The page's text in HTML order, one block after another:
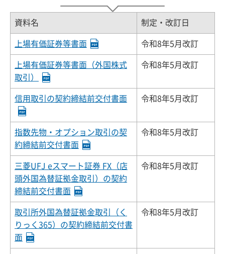
資料名 制定・改訂日
上場有価証券等書面 令和8年5月改訂
上場有価証券等書面（外国株式
取引）
令和8年5月改訂
信用取引の契約締結前交付書面 令和8年5月改訂
指数先物・オプション取引の契
約締結前交付書面
令和8年5月改訂
三菱UFJ eスマート証券 FX（店
頭外国為替証拠金取引）の契約
締結前交付書面
令和8年5月改訂
取引所外国為替証拠金取引（く
りっく365）の契約締結前交付書
面
令和8年5月改訂